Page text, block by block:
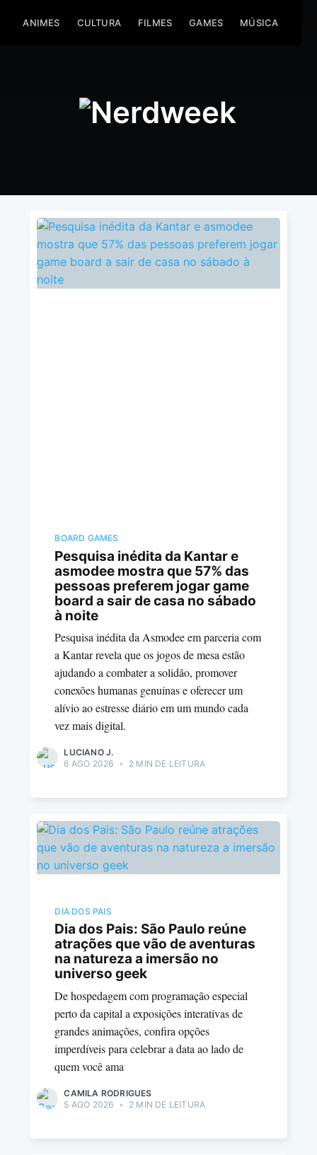
ANIMES CULTURA FILMES GAMES MÚSICA
BOARD GAMES
Pesquisa inédita da Kantar e
asmodee mostra que 57% das
pessoas preferem jogar game
board a sair de casa no sábado
à noite
Pesquisa inédita da Asmodee em parceria com
a Kantar revela que os jogos de mesa estão
ajudando a combater a solidão, promover
conexões humanas genuínas e oferecer um
alívio ao estresse diário em um mundo cada
vez mais digital.
LUCIANO J.
6 AGO 2026 • 2 MIN DE LEITURA
DIA DOS PAIS
Dia dos Pais: São Paulo reúne
atrações que vão de aventuras
na natureza a imersão no
universo geek
De hospedagem com programação especial
perto da capital a exposições interativas de
grandes animações, confira opções
imperdíveis para celebrar a data ao lado de
quem você ama
CAMILA RODRIGUES
5 AGO 2026 • 2 MIN DE LEITURA
ANIMES CULTURA FILMES